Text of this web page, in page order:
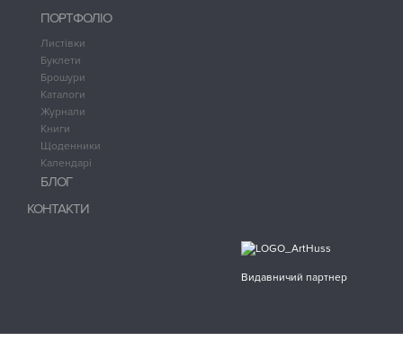
ПОРТФОЛІО
Листівки
Буклети
Брошури
Каталоги
Журнали
Книги
Щоденники
Календарі
БЛОГ
КОНТАКТИ
Видавничий партнер